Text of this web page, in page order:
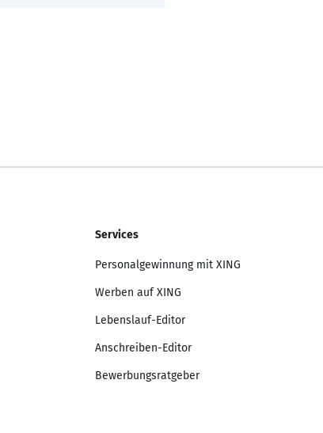
Services
Personalgewinnung mit XING
Werben auf XING
Lebenslauf-Editor
Anschreiben-Editor
Bewerbungsratgeber